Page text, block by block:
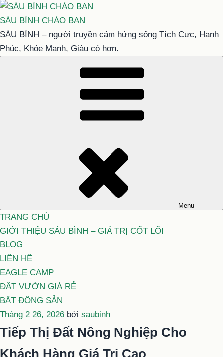
Chuyển
đến
phần
nội
SÁU BÌNH CHÀO BẠN
SÁU BÌNH – người truyền cảm hứng sống Tích Cực, Hạnh
Phúc, Khỏe Mạnh, Giàu có hơn.
Menu
TRANG CHỦ
GIỚI THIỆU SÁU BÌNH – GIÁ TRỊ CỐT LÕI
BLOG
LIÊN HỆ
EAGLE CAMP
ĐẤT VƯỜN GIÁ RẺ
BẤT ĐỘNG SẢN
Đăng
trong
Tháng 2 26, 2026 bởi saubinh
Tiếp Thị Đất Nông Nghiệp Cho
Khách Hàng Giá Trị Cao